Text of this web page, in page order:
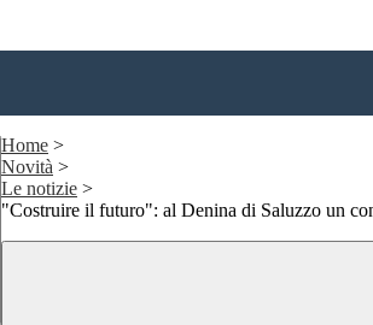
Home >
Novità >
Le notizie >
"Costruire il futuro": al Denina di Saluzzo un